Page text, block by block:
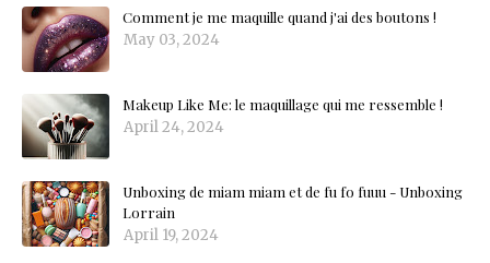
Comment je me maquille quand j'ai des boutons !
May 03, 2024
Makeup Like Me: le maquillage qui me ressemble !
April 24, 2024
Unboxing de miam miam et de fu fo fuuu - Unboxing
Lorrain
April 19, 2024